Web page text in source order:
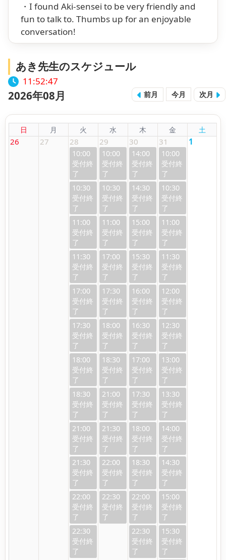
・I found Aki-sensei to be very friendly and
fun to talk to. Thumbs up for an enjoyable
conversation!
あき先生のスケジュール
11:52:48
2026年08月 前月 今月 次月
日 月 火 水 木 金 土
26 27 28
10:00
10:30
11:00
11:30
17:00
17:30
18:00
18:30
21:00
21:30
22:00
22:30
29
10:00
10:30
11:00
17:00
17:30
18:00
18:30
21:00
21:30
22:00
22:30
30
14:00
14:30
15:00
15:30
16:00
16:30
17:00
17:30
18:00
18:30
22:00
22:30
31
10:00
10:30
11:00
11:30
12:00
12:30
13:00
13:30
14:00
14:30
15:00
15:30
1